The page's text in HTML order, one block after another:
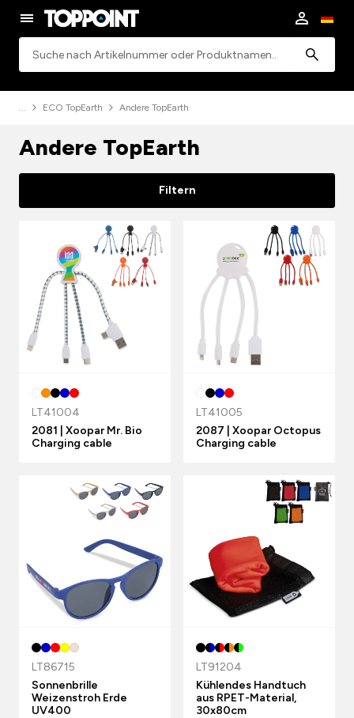
ECO TopEarth Andere TopEarth
Andere TopEarth
Filtern
LT41004
2081 | Xoopar Mr. Bio
Charging cable
LT41005
2087 | Xoopar Octopus
Charging cable
LT86715
Sonnenbrille
Weizenstroh Erde
UV400
LT91204
Kühlendes Handtuch
aus RPET-Material,
30x80cm